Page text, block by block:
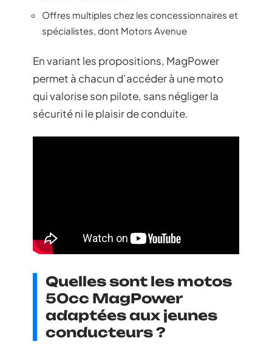
Offres multiples chez les concessionnaires et
spécialistes, dont Motors Avenue
En variant les propositions, MagPower
permet à chacun d’accéder à une moto
qui valorise son pilote, sans négliger la
sécurité ni le plaisir de conduite.
Quelles sont les motos
50cc MagPower
adaptées aux jeunes
conducteurs ?